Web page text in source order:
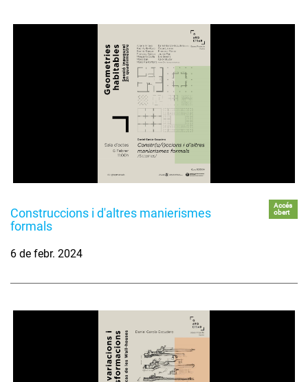
Construccions i d'altres manierismes
formals
Accés
obert
6 de febr. 2024